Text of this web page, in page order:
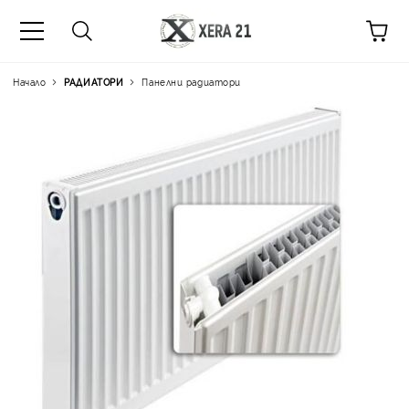
Начало РАДИАТОРИ Панелни радиатори